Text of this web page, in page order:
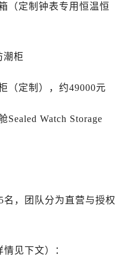
（定制钟表专用恒温恒
潮柜
（定制），约49000元
Sealed Watch Storage
，团队分为直营与授权
见下文）：